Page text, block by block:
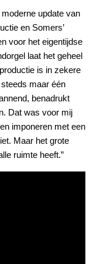
update van
en Somers’
voor het eigentijdse
laat het geheel
is in zekere
maar één
benadrukt
Dat was voor mij
imponeren met een
Maar het grote
ruimte heeft.”